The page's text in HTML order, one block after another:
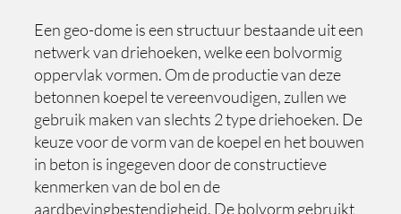
Een geo-dome is een structuur bestaande uit een
netwerk van driehoeken, welke een bolvormig
oppervlak vormen. Om de productie van deze
betonnen koepel te vereenvoudigen, zullen we
gebruik maken van slechts 2 type driehoeken. De
keuze voor de vorm van de koepel en het bouwen
in beton is ingegeven door de constructieve
kenmerken van de bol en de
aardbevingbestendigheid. De bolvorm gebruikt